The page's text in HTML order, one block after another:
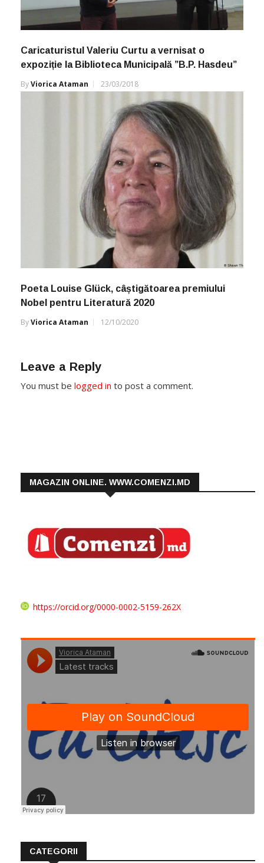
Caricaturistul Valeriu Curtu a vernisat o
expoziție la Biblioteca Municipală ”B.P. Hasdeu”
ByViorica Ataman 23/03/2018
Poeta Louise Glück, câștigătoarea premiului
Nobel pentru Literatură 2020
ByViorica Ataman 12/10/2020
Leave a Reply
You must be logged in to post a comment.
MAGAZIN ONLINE. WWW.COMENZI.MD
https://orcid.org/0000-0002-5159-262X
CATEGORII